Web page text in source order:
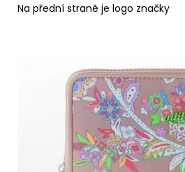
Na přední straně je logo značky